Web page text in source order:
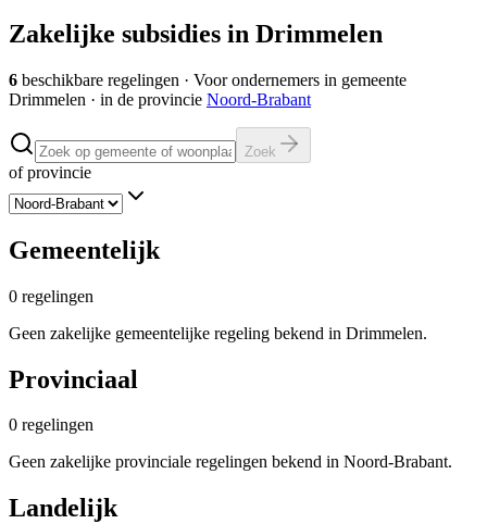
Zakelijke subsidies in Drimmelen
6 beschikbare regelingen · Voor ondernemers in gemeente
Drimmelen · in de provincie Noord-Brabant
Zoek
of provincie
Gemeentelijk
0 regelingen
Geen zakelijke gemeentelijke regeling bekend in Drimmelen.
Provinciaal
0 regelingen
Geen zakelijke provinciale regelingen bekend in Noord-Brabant.
Landelijk